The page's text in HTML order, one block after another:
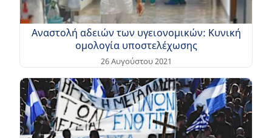
Αναστολή αδειών των υγειονομικών: Κυνική
ομολογία υποστελέχωσης
26 Αυγούστου 2021